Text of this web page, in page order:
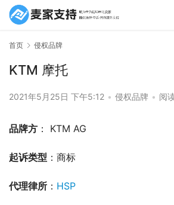
首页 侵权品牌
KTM 摩托
2021年5月25日 下午5:12 • 侵权品牌 • 阅
品牌方 ： KTM AG
起诉类型 ：商标
代理律所 ： HSP